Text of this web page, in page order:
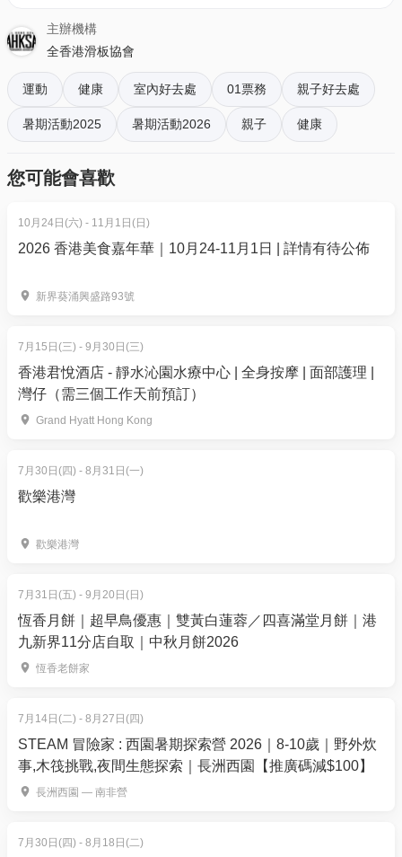
年齡:4歲以上
地址:觀塘偉業街185號 恆生工業大廈 7樓E室
日期:(4選1)
7月22-24日
8月5-7日
9:00-11:00
AHKSA 滑板 單堂體驗班 (大人細路都玩得！）
01空間獨家: $150 (原價$400)
***體驗班每人限報一次****如同一人重複使用不會被
接納以及不會退款****
4歲以上包裝備
方以及顯示訂單。不設退款。
全香港滑板協會（AHKSA）自1999年於香港成立。透
過對滑板的熱誠，我們致力於推廣滑板文化到本地社
界發展、K11 Musea、利園協會、Live Nation、民坊、
香港中華基督教青年會、協青社及康文署等。AHKSA
的最終目標是推廣滑板運動成為一種有益身心的健康
運動。
未接觸過滑板，唔知適唔適合自己？ 今次既活動就啱
主辦機構
全香港滑板協會
運動 健康 室內好去處 01票務 親子好去處
暑期活動2025 暑期活動2026 親子 健康
您可能會喜歡
10月24日(六) - 11月1日(日)
2026 香港美食嘉年華｜10月24-11月1日 | 詳情有待公佈
新界葵涌興盛路93號
7月15日(三) - 9月30日(三)
香港君悅酒店 - 靜水沁園水療中心 | 全身按摩 | 面部護理 |
灣仔（需三個工作天前預訂）
Grand Hyatt Hong Kong
7月30日(四) - 8月31日(一)
歡樂港灣
歡樂港灣
7月31日(五) - 9月20日(日)
恆香月餅｜超早鳥優惠｜雙黃白蓮蓉／四喜滿堂月餅｜港
九新界11分店自取｜中秋月餅2026
恆香老餅家
7月14日(二) - 8月27日(四)
STEAM 冒險家 : 西園暑期探索營 2026｜8-10歲｜野外炊
事,木筏挑戰,夜間生態探索｜長洲西園【推廣碼減$100】
長洲西園 — 南非營
7月30日(四) - 8月18日(二)